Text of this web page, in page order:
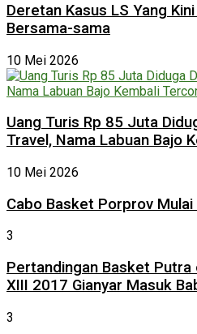
Deretan Kasus LS Yang
Bersama-sama
10 Mei 2026
Uang Turis Rp 85 Juta
Travel, Nama Labuan Bajo
10 Mei 2026
Cabo Basket Porprov
3
Pertandingan Basket
XIII 2017 Gianyar Masuk
3